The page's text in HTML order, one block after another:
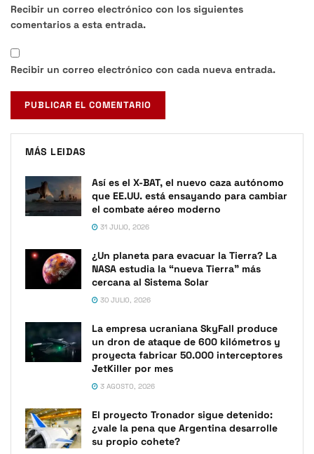
Recibir un correo electrónico con los siguientes
comentarios a esta entrada.
Recibir un correo electrónico con cada nueva entrada.
MÁS LEIDAS
Así es el X-BAT, el nuevo caza autónomo
que EE.UU. está ensayando para cambiar
el combate aéreo moderno
31 JULIO, 2026
¿Un planeta para evacuar la Tierra? La
NASA estudia la “nueva Tierra” más
cercana al Sistema Solar
30 JULIO, 2026
La empresa ucraniana SkyFall produce
un dron de ataque de 600 kilómetros y
proyecta fabricar 50.000 interceptores
JetKiller por mes
3 AGOSTO, 2026
El proyecto Tronador sigue detenido:
¿vale la pena que Argentina desarrolle
su propio cohete?